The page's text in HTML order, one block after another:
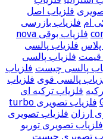
فلزیاب اصل
ام فلزیاب بازرسی
فلزیاب بوقی nova
پلاس فلزیاب پالسی
قیمت فلزیاب پالسی
پالسی چیست فلزیاب
پالسی قوی فلزیاب
فلزیاب ترکیه ای
فلزیاب تصویری turbo
ارزان فلزیاب تصویری
فلزیاب تصویری توربو
تصویری چیست